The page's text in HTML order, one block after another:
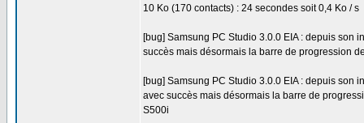
10 Ko (170 contacts) : 24 secondes soit 0,4 Ko / s
[bug] Samsung PC Studio 3.0.0 EIA : depuis son
succès mais désormais la barre de progression
[bug] Samsung PC Studio 3.0.0 EIA : depuis son
avec succès mais désormais la barre de
S500i